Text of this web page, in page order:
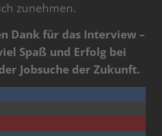
zunehmen.
Dank für das Interview –
Spaß und Erfolg bei
Jobsuche der Zukunft.